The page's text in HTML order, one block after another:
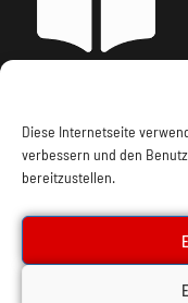
Diese Internetseite
verbessern und den
bereitzustellen.